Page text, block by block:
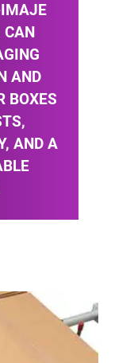
CAN
AND
BOXES
AND A